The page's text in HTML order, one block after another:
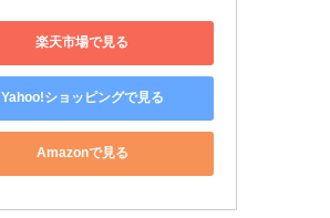
楽天市場で見る
Yahoo!ショッピングで見る
Amazonで見る